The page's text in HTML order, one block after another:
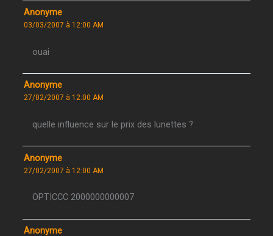
Anonyme
03/03/2007 à 12:00 AM
ouai
Anonyme
27/02/2007 à 12:00 AM
quelle influence sur le prix des lunettes ?
Anonyme
27/02/2007 à 12:00 AM
OPTICCC 2000000000007
Anonyme